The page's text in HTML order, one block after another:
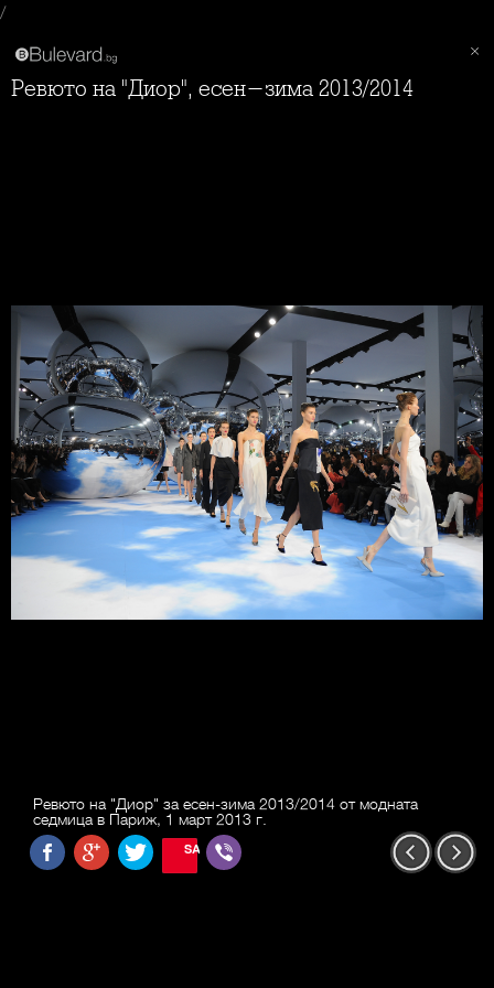
/
Ревюто на "Диор", есен-зима 2013/2014
Ревюто на "Диор" за есен-зима 2013/2014 от модната
седмица в Париж, 1 март 2013 г.
SAVE